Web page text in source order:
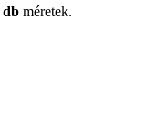
db méretek.